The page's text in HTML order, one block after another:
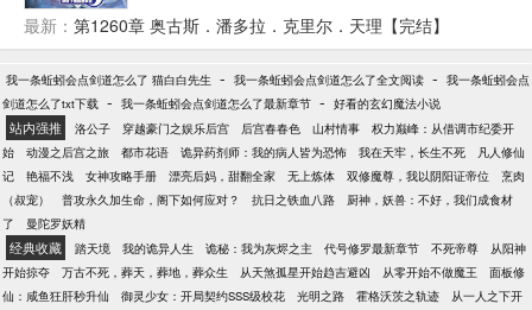
要选后关她啥事，为何也要她掺和，他阴险狡诈，她
才不要！ “喂喂喂，你干什么把我拐来这里？”贝贝惊
慌防备。 “给你个宝宝，你才不会再给我作怪！”美男
蛇王酷酷地瞪她。 “蛇……蛇宝宝？我我我……我不
要……”贝贝哆嗦着，浑身汗毛竖起来。 “由不得
你！”酷酷的蛇王笑得诡异邪恶。
主角不会去当召唤兽，契约者=龙的工具人）（可能狐
狸的文笔不是很好，但狐狸会努力进步，还有就是狐
最新： 第1260章 奥古斯．潘多拉．克里尔．天理【完结】
我一条蚯蚓会点剑道怎么了 猫白白先生 - 我一条蚯蚓会点剑道怎么了全文阅读 - 我一条蚯蚓会点
剑道怎么了txt下载 - 我一条蚯蚓会点剑道怎么了最新章节 - 好看的玄幻魔法小说
站内强推 洛公子 穿越豪门之娱乐后宫 后宫春春色 山村情事
权力巅峰：从借调市纪委开
始
动漫之后宫之旅 都市花语 诡异药剂师：我的病人皆为恐怖 我在天牢，长生不死
凡人修仙
记
艳福不浅 女神攻略手册 漂亮后妈，甜翻全家 无上炼体 双修魔尊，我以阴阳证帝位
烹肉
（叔宠）
普攻永久加生命，阁下如何应对？ 抗日之铁血八路
厨神，妖兽：不好，我们成食材
了
曼陀罗妖精
经典收藏 踏天境 我的诡异人生 诡秘：我为灰烬之主 代号修罗最新章节 不死帝尊
从阳神
开始掠夺
万古不死，葬天，葬地，葬众生 从天煞孤星开始趋吉避凶 从零开始不做魔王
面板修
仙：咸鱼狂肝秒升仙
御灵少女：开局契约SSS级校花 光明之路 霍格沃茨之轨迹
从一人之下开